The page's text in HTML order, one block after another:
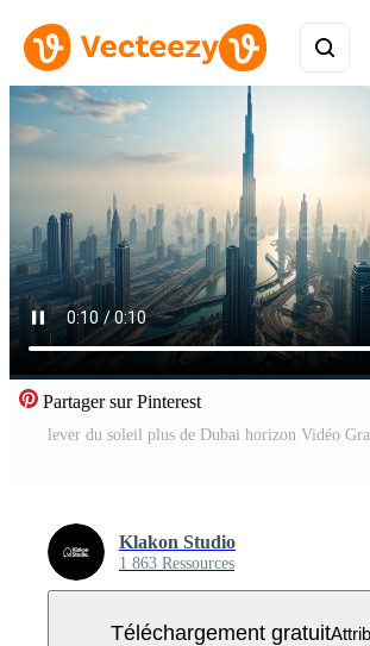
Partager sur Pinterest
lever du soleil plus de Dubai horizon Vidéo
Klakon Studio
1 863 Ressources
Téléchargement gratuit